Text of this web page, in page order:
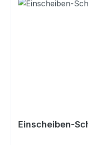
Einscheiben-